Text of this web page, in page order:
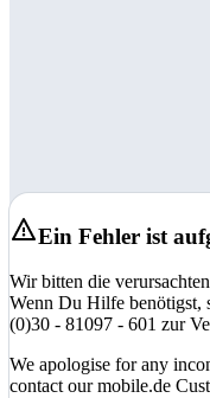
Ein Fehler ist
Wir bitten die
Wenn Du Hilfe benötigst,
(0)30 - 81097 - 601 zur
We apologise for any
contact our mobile.de